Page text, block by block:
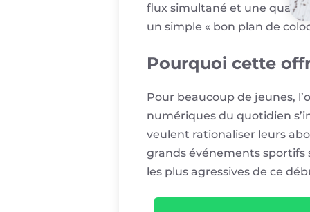
flux simultané et une
un simple « bon plan de
Pourquoi cette
Pour beaucoup de jeunes,
numériques du quotidien
veulent rationaliser leurs
grands événements sportifs
les plus agressives de ce